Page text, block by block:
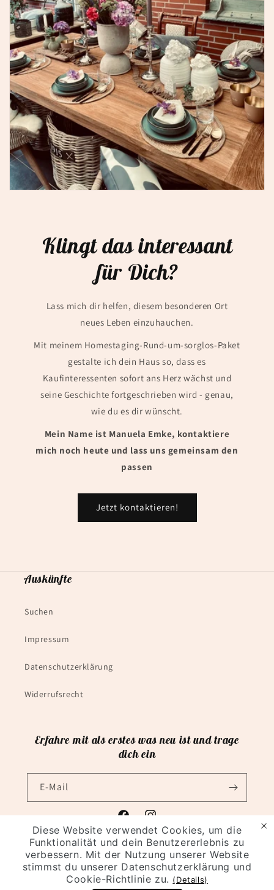
Klingt das interessant
für Dich?
Lass mich dir helfen, diesem besonderen Ort
neues Leben einzuhauchen.
Mit meinem Homestaging-Rund-um-sorglos-Paket
gestalte ich dein Haus so, dass es
Kaufinteressenten sofort ans Herz wächst und
seine Geschichte fortgeschrieben wird - genau,
wie du es dir wünscht.
Mein Name ist Manuela Emke, kontaktiere
mich noch heute und lass uns gemeinsam den
passen
Jetzt kontaktieren!
Auskünfte
Suchen
Impressum
Datenschutzerklärung
Widerrufsrecht
Erfahre mit als erstes was neu ist und trage
dich ein
E-Mail
Zahlungsmethoden
Diese Website verwendet Cookies, um die
Funktionalität und dein Benutzererlebnis zu
verbessern. Mit der Nutzung unserer Website
stimmst du unserer Datenschutzerklärung und
Cookie-Richtlinie zu. (Details)